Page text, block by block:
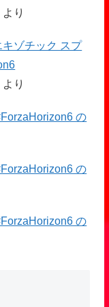
より
ゾチック スプ
より
の
の
の